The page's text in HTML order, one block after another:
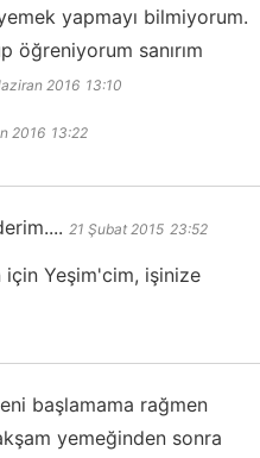
yapmayı bilmiyorum.
öğreniyorum sanırım
2016 13:10
2016 13:22
21 Şubat 2015 23:52
Yeşim'cim, işinize
başlamama rağmen
yemeğinden sonra